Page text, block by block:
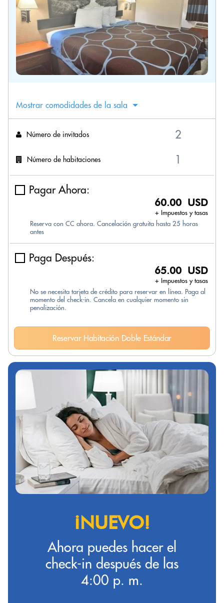
Mostrar comodidades de la sala
Número de invitados
Número de habitaciones
Pagar Ahora:
60.00 USD
+ Impuestos y tasas
Reserva con CC ahora. Cancelación gratuita hasta 25 horas
antes
Paga Después:
65.00 USD
+ Impuestos y tasas
No se necesita tarjeta de crédito para reservar en línea. Paga al
momento del check-in. Cancela en cualquier momento sin
penalización.
Reservar Habitación Doble Estándar
¡NUEVO!
Ahora puedes hacer el
check-in después de las
4:00 p. m.